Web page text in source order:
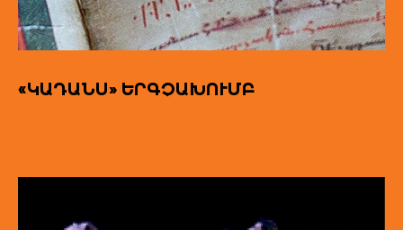
«ԿԱԴԱՆՍ» ԵՐԳՉԱԽՈՒՄԲ